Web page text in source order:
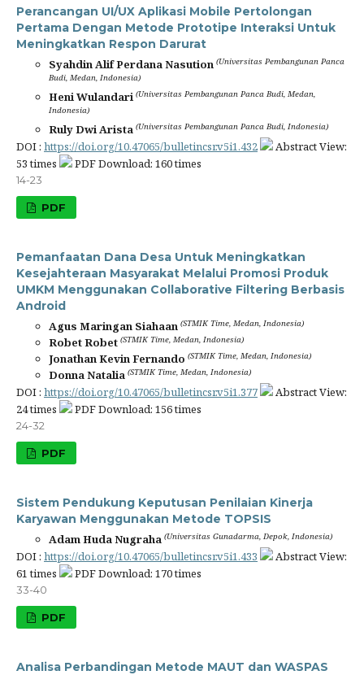
Perancangan UI/UX Aplikasi Mobile Pertolongan
Pertama Dengan Metode Prototipe Interaksi Untuk
Meningkatkan Respon Darurat
Syahdin Alif Perdana Nasution (Universitas Pembangunan Panca
Budi, Medan, Indonesia)
Heni Wulandari (Universitas Pembangunan Panca Budi, Medan,
Indonesia)
Ruly Dwi Arista (Universitas Pembangunan Panca Budi, Indonesia)
DOI : https://doi.org/10.47065/bulletincsr.v5i1.432
Abstract View:
53 times
PDF Download: 160 times
14-23
PDF
Pemanfaatan Dana Desa Untuk Meningkatkan
Kesejahteraan Masyarakat Melalui Promosi Produk
UMKM Menggunakan Collaborative Filtering Berbasis
Android
Agus Maringan Siahaan (STMIK Time, Medan, Indonesia)
Robet Robet (STMIK Time, Medan, Indonesia)
Jonathan Kevin Fernando (STMIK Time, Medan, Indonesia)
Donna Natalia (STMIK Time, Medan, Indonesia)
DOI : https://doi.org/10.47065/bulletincsr.v5i1.377
Abstract View:
24 times
PDF Download: 156 times
24-32
PDF
Sistem Pendukung Keputusan Penilaian Kinerja
Karyawan Menggunakan Metode TOPSIS
Adam Huda Nugraha (Universitas Gunadarma, Depok, Indonesia)
DOI : https://doi.org/10.47065/bulletincsr.v5i1.433
Abstract View:
61 times
PDF Download: 170 times
33-40
PDF
Analisa Perbandingan Metode MAUT dan WASPAS